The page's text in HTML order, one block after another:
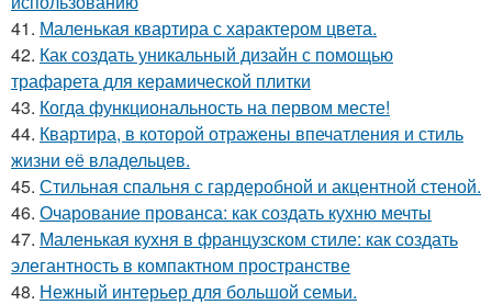
41. Маленькая квартира с характером цвета.
42. Как создать уникальный дизайн с помощью
трафарета для керамической плитки
43. Когда функциональность на первом месте!
44. Квартира, в которой отражены впечатления и стиль
жизни её владельцев.
45. Стильная спальня с гардеробной и акцентной стеной.
46. Очарование прованса: как создать кухню мечты
47. Маленькая кухня в французском стиле: как создать
элегантность в компактном пространстве
48. Нежный интерьер для большой семьи.